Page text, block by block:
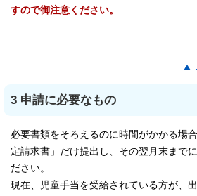
すので御注意ください。
3 申請に必要なもの
必要書類をそろえるのに時間がかかる場
定請求書」だけ提出し、その翌月末まで
ださい。
現在、児童手当を受給されている方が、